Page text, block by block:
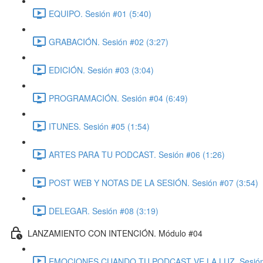
EQUIPO. Sesión #01 (5:40)
GRABACIÓN. Sesión #02 (3:27)
EDICIÓN. Sesión #03 (3:04)
PROGRAMACIÓN. Sesión #04 (6:49)
ITUNES. Sesión #05 (1:54)
ARTES PARA TU PODCAST. Sesión #06 (1:26)
POST WEB Y NOTAS DE LA SESIÓN. Sesión #07 (3:54)
DELEGAR. Sesión #08 (3:19)
LANZAMIENTO CON INTENCIÓN. Módulo #04